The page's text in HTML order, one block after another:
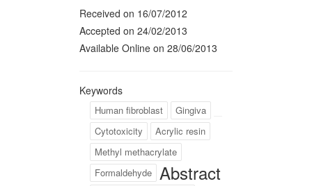
Received on 16/07/2012
Accepted on 24/02/2013
Available Online on 28/06/2013
Keywords
Human fibroblast
Gingiva
Cytotoxicity
Acrylic resin
Methyl methacrylate
Formaldehyde Abstract